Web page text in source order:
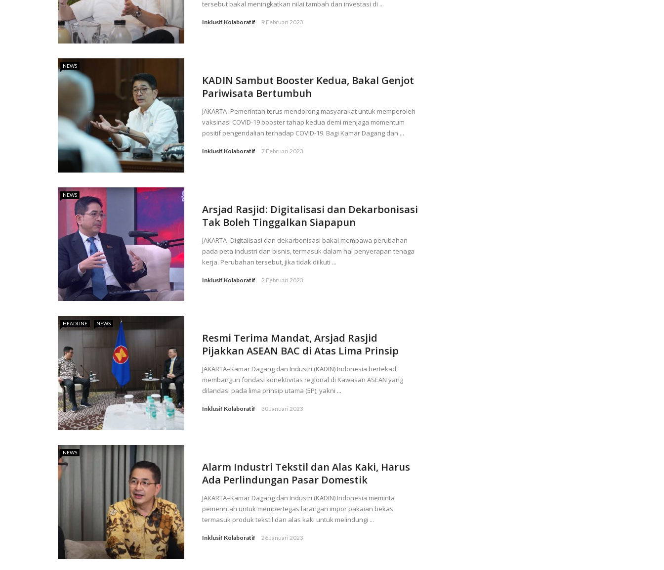
tersebut bakal meningkatkan nilai tambah dan investasi di ...
Inklusif Kolaboratif 9 Februari 2023
NEWS
KADIN Sambut Booster Kedua, Bakal Genjot
Pariwisata Bertumbuh
JAKARTA–Pemerintah terus mendorong masyarakat untuk memperoleh
vaksinasi COVID-19 booster tahap kedua demi menjaga momentum
positif pengendalian terhadap COVID-19. Bagi Kamar Dagang dan ...
Inklusif Kolaboratif 7 Februari 2023
NEWS
Arsjad Rasjid: Digitalisasi dan Dekarbonisasi
Tak Boleh Tinggalkan Siapapun
JAKARTA–Digitalisasi dan dekarbonisasi bakal membawa perubahan
pada peta industri dan bisnis, termasuk dalam hal penyerapan tenaga
kerja. Perubahan tersebut, jika tidak diikuti ...
Inklusif Kolaboratif 2 Februari 2023
HEADLINE NEWS
Resmi Terima Mandat, Arsjad Rasjid
Pijakkan ASEAN BAC di Atas Lima Prinsip
JAKARTA–Kamar Dagang dan Industri (KADIN) Indonesia bertekad
membangun fondasi konektivitas regional di Kawasan ASEAN yang
dilandasi pada lima prinsip utama (5P), yakni ...
Inklusif Kolaboratif 30 Januari 2023
NEWS
Alarm Industri Tekstil dan Alas Kaki, Harus
Ada Perlindungan Pasar Domestik
JAKARTA–Kamar Dagang dan Industri (KADIN) Indonesia meminta
pemerintah untuk mempertegas larangan impor pakaian bekas,
termasuk produk tekstil dan alas kaki untuk melindungi ...
Inklusif Kolaboratif 26 Januari 2023